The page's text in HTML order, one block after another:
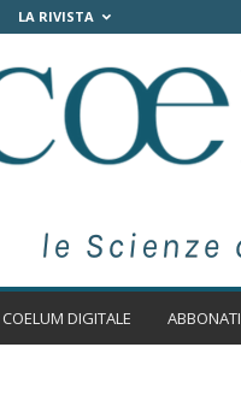
LA RIVISTA
COELUM DIGITALE ABBONATI